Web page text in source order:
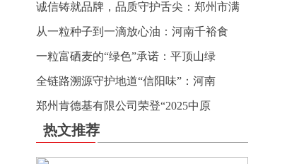
诚信铸就品牌，品质守护舌尖：郑州市满
从一粒种子到一滴放心油：河南千裕食
一粒富硒麦的“绿色”承诺：平顶山绿
全链路溯源守护地道“信阳味”：河南
郑州肯德基有限公司荣登“2025中原
热文推荐